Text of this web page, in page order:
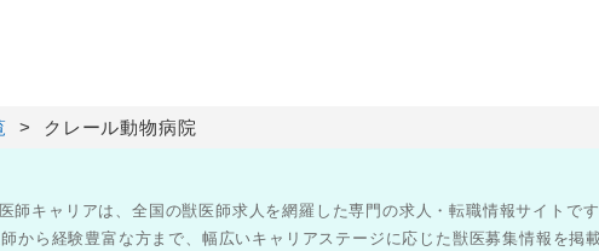
クレール動物病院
師キャリアは、全国の獣医師求人を網羅した専門の求人・転職情報サイトです
から経験豊富な方まで、幅広いキャリアステージに応じた獣医募集情報を掲載